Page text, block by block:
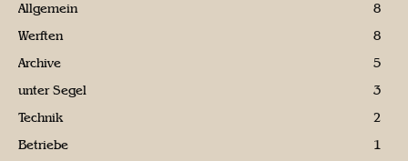
Allgemein
8
Werften
8
Archive
5
unter Segel
3
Technik
2
Betriebe
1